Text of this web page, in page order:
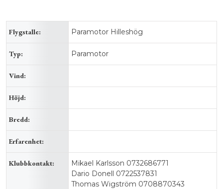
Flygstalle: Paramotor Hilleshög
Typ: Paramotor
Vind:
Höjd:
Bredd:
Erfarenhet:
Klubbkontakt:
Mikael Karlsson 0732686771
Dario Donell 0722537831
Thomas Wigström 0708870343